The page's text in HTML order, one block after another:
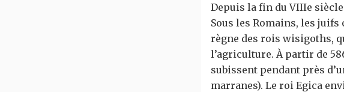
Depuis la fin du VIIIe
Sous les Romains, les juifs
règne des rois wisigoths,
l’agriculture. À partir de
subissent pendant près
marranes). Le roi Egica